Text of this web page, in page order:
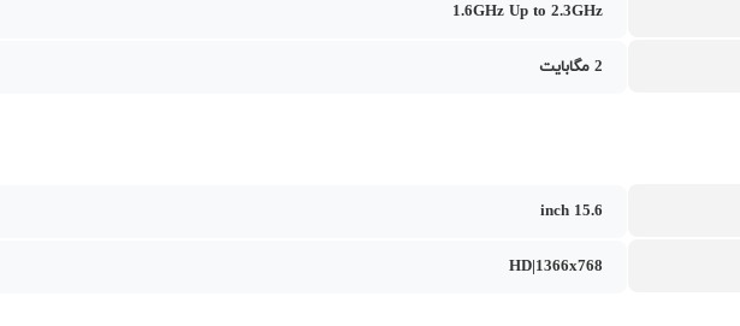
1.6GHz Up to 2.3GHz
2 مگابایت
15.6 inch
HD|1366x768